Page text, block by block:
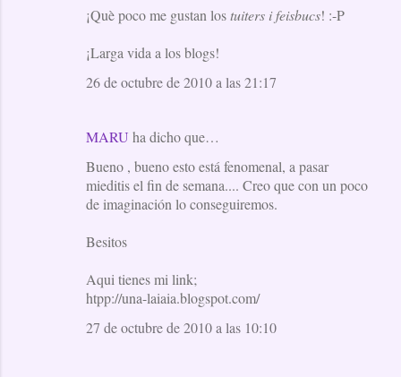
¡Què poco me gustan lostuiters i feisbucs! :-P
¡Larga vida a los blogs!
26 de octubre de 2010 a las 21:17
MARU ha dicho que…
Bueno , bueno esto está fenomenal, a pasar
mieditis el fin de semana.... Creo que con un poco
de imaginación lo conseguiremos.
Besitos
Aqui tienes mi link;
htpp://una-laiaia.blogspot.com/
27 de octubre de 2010 a las 10:10